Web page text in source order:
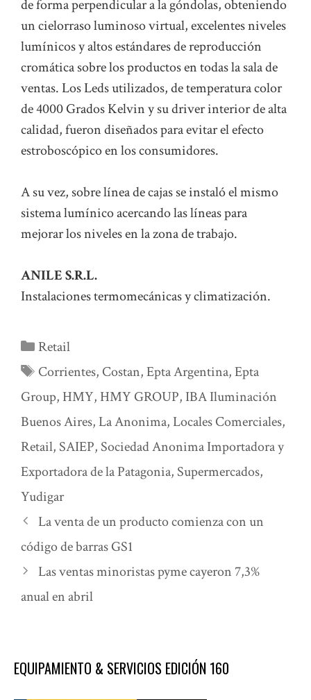
de forma perpendicular a la góndolas, obteniendo
un cielorraso luminoso virtual, excelentes niveles
lumínicos y altos estándares de reproducción
cromática sobre los productos en todas la sala de
ventas. Los Leds utilizados, de temperatura color
de 4000 Grados Kelvin y su driver interior de alta
calidad, fueron diseñados para evitar el efecto
estroboscópico en los consumidores.
A su vez, sobre línea de cajas se instaló el mismo
sistema lumínico acercando las líneas para
mejorar los niveles en la zona de trabajo.
ANILE S.R.L.
Instalaciones termomecánicas y climatización.
Categorías
Retail
Etiquetas
Corrientes, Costan,Epta Argentina,Epta
Group, HMY, HMY GROUP, IBA Iluminación
Buenos Aires,La Anonima,Locales Comerciales,
Retail, SAIEP, Sociedad Anonima Importadora y
Exportadora de la Patagonia, Supermercados,
Yudigar
La venta de un producto comienza con un
código de barras GS1
Las ventas minoristas pyme cayeron 7,3%
anual en abril
EQUIPAMIENTO & SERVICIOS EDICIÓN 160